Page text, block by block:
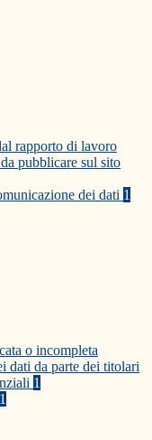
rapporto di lavoro
pubblicare sul sito
dei dati 1
o incompleta
dati da parte dei titolari
1
1